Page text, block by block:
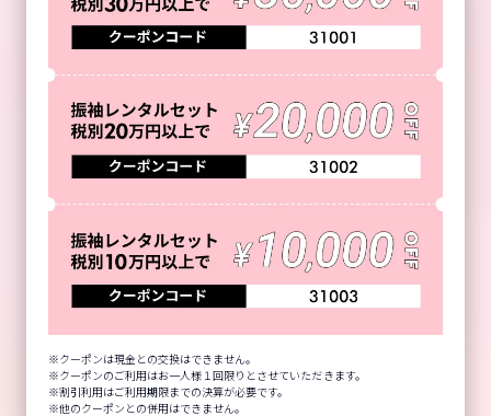
クーポンは現金との交換はできません。
クーポンのご利用はお一人様１回限りとさせていただきます。
割引利用はご利用期限までの決算が必要です。
他のクーポンとの併用はできません。